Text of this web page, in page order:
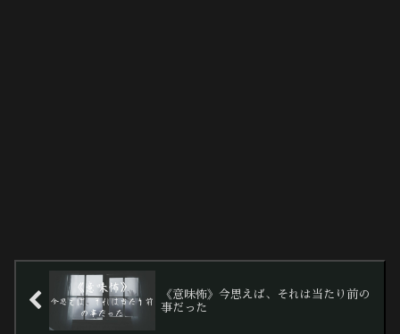
《意味怖》今思えば、それは当たり前の
事だった